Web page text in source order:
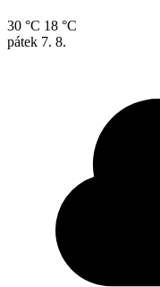
30 °C 18 °C
pátek 7. 8.